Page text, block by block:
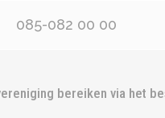
085-082 00 00
bereiken via het